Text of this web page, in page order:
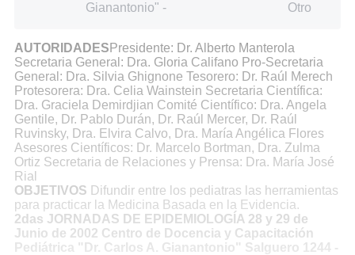
Gianantonio" -
Otro
AUTORIDADES Presidente: Dr. Alberto Manterola
Secretaria General: Dra. Gloria Califano Pro-Secretaria
General: Dra. Silvia Ghignone Tesorero: Dr. Raúl Merech
Protesorera: Dra. Celia Wainstein Secretaria Científica:
Dra. Graciela Demirdjian Comité Científico: Dra. Angela
Gentile, Dr. Pablo Durán, Dr. Raúl Mercer, Dr. Raúl
Ruvinsky, Dra. Elvira Calvo, Dra. María Angélica Flores
Asesores Científicos: Dr. Marcelo Bortman, Dra. Zulma
Ortiz Secretaria de Relaciones y Prensa: Dra. María José
Rial
OBJETIVOS Difundir entre los pediatras las herramientas
para practicar la Medicina Basada en la Evidencia.
2das JORNADAS DE EPIDEMIOLOGÍA 28 y 29 de
Junio de 2002 Centro de Docencia y Capacitación
Pediátrica "Dr. Carlos A. Gianantonio" Salguero 1244 -